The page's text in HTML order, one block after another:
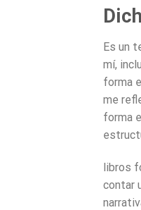
Es un
mí,
forma
me
forma
libros
contar